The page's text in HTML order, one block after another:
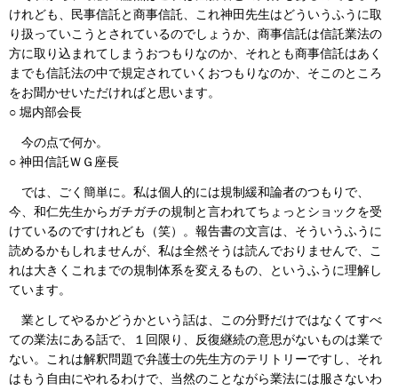
けれども、民事信託と商事信託、これ神田先生はどういうふうに取
り扱っていこうとされているのでしょうか、商事信託は信託業法の
方に取り込まれてしまうおつもりなのか、それとも商事信託はあく
までも信託法の中で規定されていくおつもりなのか、そこのところ
をお聞かせいただければと思います。
○ 堀内部会長
今の点で何か。
○ 神田信託ＷＧ座長
では、ごく簡単に。私は個人的には規制緩和論者のつもりで、
今、和仁先生からガチガチの規制と言われてちょっとショックを受
けているのですけれども（笑）。報告書の文言は、そういうふうに
読めるかもしれませんが、私は全然そうは読んでおりませんで、こ
れは大きくこれまでの規制体系を変えるもの、というふうに理解し
ています。
業としてやるかどうかという話は、この分野だけではなくてすべ
ての業法にある話で、１回限り、反復継続の意思がないものは業で
ない。これは解釈問題で弁護士の先生方のテリトリーですし、それ
はもう自由にやれるわけで、当然のことながら業法には服さないわ